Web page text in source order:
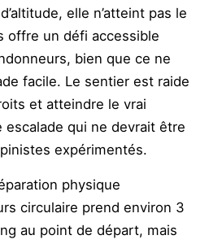
elle n’atteint pas le
offre un défi accessible
bien que ce ne
facile. Le sentier est raide
et atteindre le vrai
qui ne devrait être
expérimentés.
physique
circulaire prend environ 3
au point de départ, mais